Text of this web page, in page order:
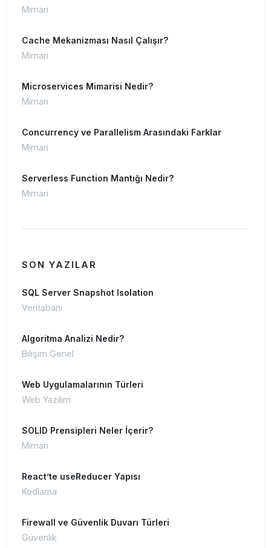
Mimari
Cache Mekanizması Nasıl Çalışır?
Mimari
Microservices Mimarisi Nedir?
Mimari
Concurrency ve Parallelism Arasındaki Farklar
Mimari
Serverless Function Mantığı Nedir?
Mimari
SON YAZILAR
SQL Server Snapshot Isolation
Veritabanı
Algoritma Analizi Nedir?
Bilişim Genel
Web Uygulamalarının Türleri
Web Yazılım
SOLID Prensipleri Neler İçerir?
Mimari
React’te useReducer Yapısı
Kodlama
Firewall ve Güvenlik Duvarı Türleri
Güvenlik